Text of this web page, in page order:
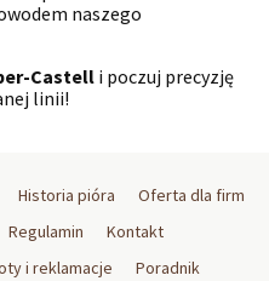
naszego
Castelli poczuj precyzję
linii!
Historia pióra
Oferta dla firm
Regulamin
Kontakt
i reklamacje Poradnik